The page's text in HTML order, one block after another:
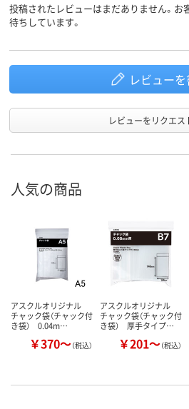
投稿されたレビューはまだありません。
待ちしています。
レビューを
レビューをリクエス
人気の商品
アスクルオリジナル
チャック袋（チャック付
き袋） 0.04m…
￥370～（税込）
アスクルオリジナル
チャック袋（チャック付
き袋） 厚手タイプ…
￥201～（税込）